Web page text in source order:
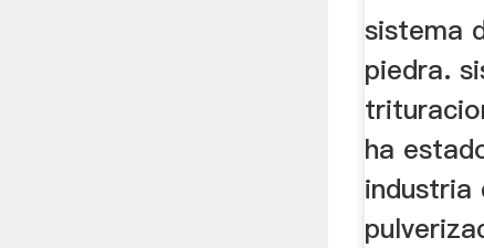
sistema
piedra.
ha